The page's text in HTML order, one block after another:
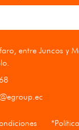
entre Juncos y